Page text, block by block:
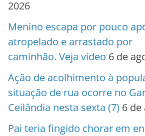
2026
Menino escapa por pouco
atropelado e arrastado por
caminhão. Veja vídeo 6 de
Ação de acolhimento à
situação de rua ocorre no
Ceilândia nesta sexta (7) 6 de
Pai teria fingido chorar em